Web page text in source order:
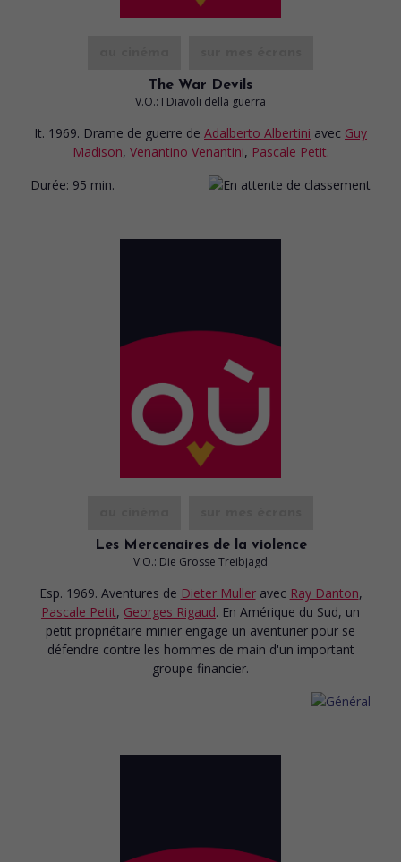
The War Devils
V.O.: I Diavoli della guerra
It. 1969. Drame de guerre de Adalberto Albertini avec Guy
Madison, Venantino Venantini, Pascale Petit.
Durée: 95 min.
Les Mercenaires de la violence
V.O.: Die Grosse Treibjagd
Esp. 1969. Aventures de Dieter Muller avec Ray Danton,
Pascale Petit, Georges Rigaud. En Amérique du Sud, un
petit propriétaire minier engage un aventurier pour se
défendre contre les hommes de main d'un important
groupe financier.